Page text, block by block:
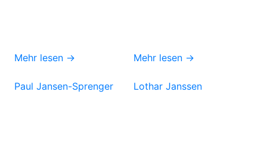
Mehr lesen → Mehr lesen →
Paul Jansen-Sprenger Lothar Janssen